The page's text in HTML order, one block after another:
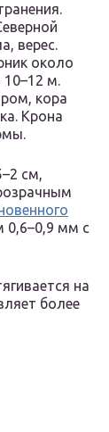
верес.
около
м.
кора
Крона
см,
0,6–0,9 мм с
на
более